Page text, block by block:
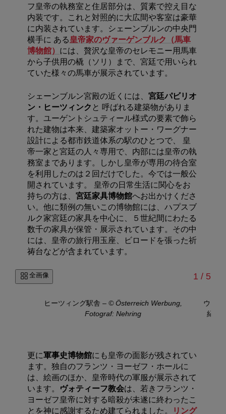
フ皇帝の執務室と住居部分は、質素で控え目な
内装です。これと対照的に大広間や客室は豪華
に内装されています。シェーンブルンの中央門
横手に ある皇帝家のヴァーゲンブルク（馬車
博物館） には、贅沢な皇帝のセレモニー用馬車
から子供用の橇（ソリ）まで、宮廷で用いられ
ていた様々の馬車が展示されています。
シェーンブルン宮殿の近くには、 宮廷パビリオ
ン・ヒーツィンク と 呼ばれる建築物がありま
す。ユーゲントシュティール様式の要素で飾ら
れた建物は本来、建築家オットー・ワーグナー
設計による都市鉄道体系の駅のひとつで、 皇
帝一家と宮廷の人々専用で、内部には皇帝の執
務室まであります。しかし皇帝が専用の待合室
を利用したのは２回だけでした。今では一般公
開されています。 皇帝の日常生活に関心をお
持ちの方は、 宮廷家具博物館へお出かけくださ
い。他に類例の無いこの博物館には、ハプスブ
ルク家宮廷の家具を中心に、５世紀間にわたる
数千の家具が保管・展示されています。その中
には、皇帝の旅行用玉座、ビロードを張った祈
祷台などが含まれています。
全画像 1 // 5
ヒーツィング駅舎 – © Österreich Werbung,
Fotograf: Nehring
ウィ
紀）
更に軍事史博物館にも皇帝の面影が残されてい
ます。独自のフランツ・ヨーゼフ・ホールに
は、絵画のほか、皇帝時代の軍服が展示されて
います。
ヴォティーフ教会は、若きフランツ・
ヨーゼフ皇帝に対する暗殺が未遂に終わったこ
とを神に感謝するため建てられました。
リング